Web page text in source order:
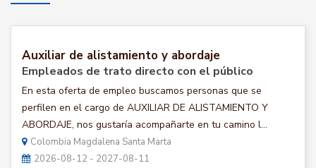
Auxiliar de alistamiento y abordaje
Empleados de trato directo con el público
En esta oferta de empleo buscamos personas que se
perfilen en el cargo de AUXILIAR DE ALISTAMIENTO Y
ABORDAJE, nos gustaría acompañarte en tu camino l...
Colombia Magdalena Santa Marta
2026-08-12 - 2027-08-11